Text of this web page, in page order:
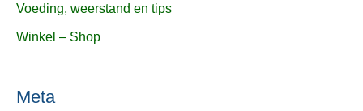
Voeding, weerstand en tips
Winkel – Shop
Meta